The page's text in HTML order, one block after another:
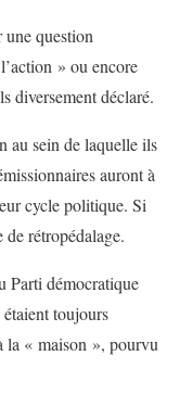
question
» ou encore
diversement déclaré.
au sein de laquelle ils
auront à
cycle politique. Si
de rétropédalage.
Parti démocratique
étaient toujours
la « maison », pourvu